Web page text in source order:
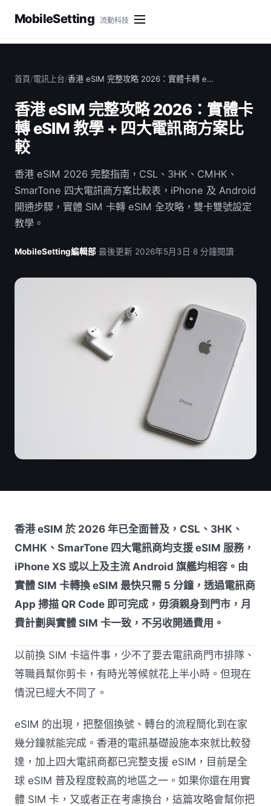
MobileSetting 流動科技
首頁/電訊上台/香港 eSIM 完整攻略 2026：實體卡轉 e…
香港 eSIM 完整攻略 2026：實體卡
轉 eSIM 教學 + 四大電訊商方案比
較
香港 eSIM 2026 完整指南，CSL、3HK、CMHK、
SmarTone 四大電訊商方案比較表，iPhone 及 Android
開通步驟，實體 SIM 卡轉 eSIM 全攻略，雙卡雙號設定
教學。
MobileSetting編輯部·最後更新 2026年5月3日 ·8 分鐘閱讀
香港 eSIM 於 2026 年已全面普及，CSL、3HK、
CMHK、SmarTone 四大電訊商均支援 eSIM 服務，
iPhone XS 或以上及主流 Android 旗艦均相容。由
實體 SIM 卡轉換 eSIM 最快只需 5 分鐘，透過電訊商
App 掃描 QR Code 即可完成，毋須親身到門市，月
費計劃與實體 SIM 卡一致，不另收開通費用。
以前換 SIM 卡這件事，少不了要去電訊商門市排隊、
等職員幫你剪卡，有時光等候就花上半小時。但現在
情況已經大不同了。
eSIM 的出現，把整個換號、轉台的流程簡化到在家
幾分鐘就能完成。香港的電訊基礎設施本來就比較發
達，加上四大電訊商都已完整支援 eSIM，目前是全
球 eSIM 普及程度較高的地區之一。如果你還在用實
體 SIM 卡，又或者正在考慮換台，這篇攻略會幫你把